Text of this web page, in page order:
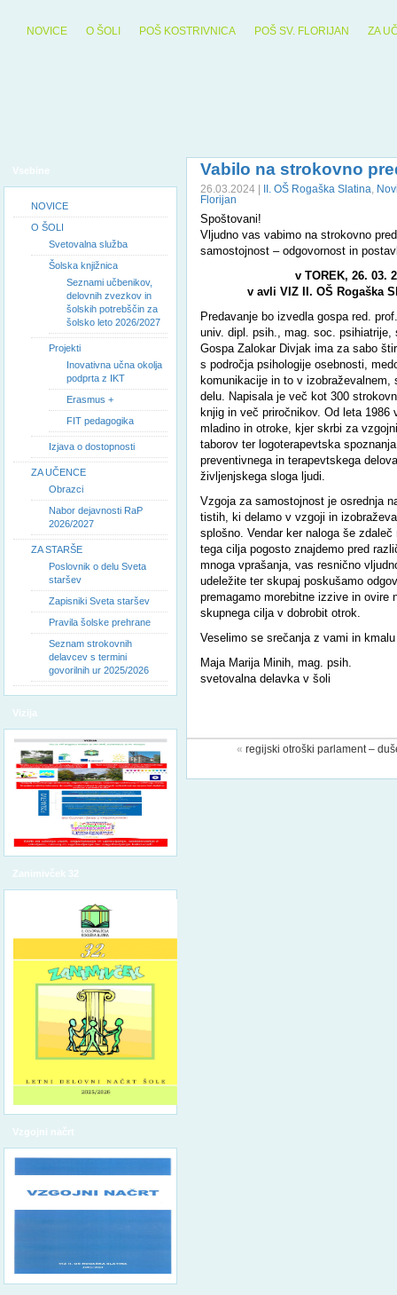
NOVICE O ŠOLI POŠ KOSTRIVNICA POŠ SV. FLORIJAN ZA
Vsebine
NOVICE
O ŠOLI
Svetovalna služba
Šolska knjižnica
Seznami učbenikov,
delovnih zvezkov in
šolskih potrebščin za
šolsko leto 2026/2027
Projekti
Inovativna učna okolja
podprta z IKT
Erasmus +
FIT pedagogika
Izjava o dostopnosti
ZA UČENCE
Obrazci
Nabor dejavnosti RaP
2026/2027
ZA STARŠE
Poslovnik o delu Sveta
staršev
Zapisniki Sveta staršev
Pravila šolske prehrane
Seznam strokovnih
delavcev s termini
govorilnih ur 2025/2026
Vizija
Zanimivček 32
Vzgojni načrt
Vabilo na strokovno
26.03.2024 | II. OŠ Rogaška Slatina,
Florijan
Spoštovani!
Vljudno vas vabimo na strokovno
samostojnost – odgovornost in
v TOREK, 26. 03.
v avli VIZ II. OŠ Rogaška
Predavanje bo izvedla gospa red.
univ. dipl. psih., mag. soc. psihiatrije,
Gospa Zalokar Divjak ima za sabo
s področja psihologije osebnosti,
komunikacije in to v
delu. Napisala je več kot 300
knjig in več priročnikov. Od leta 1986
mladino in otroke, kjer skrbi za
taborov ter logoterapevtska
preventivnega in terapevtskega
življenjskega sloga ljudi.
Vzgoja za samostojnost je osrednja
tistih, ki delamo v vzgoji in
splošno. Vendar ker naloga še
tega cilja pogosto znajdemo pred
mnoga vprašanja, vas resnično
udeležite ter skupaj poskušamo
premagamo morebitne izzive in ovire
skupnega cilja v dobrobit otrok.
Veselimo se srečanja z vami in
Maja Marija Minih, mag. psih.
svetovalna delavka v šoli
« regijski otroški parlament –